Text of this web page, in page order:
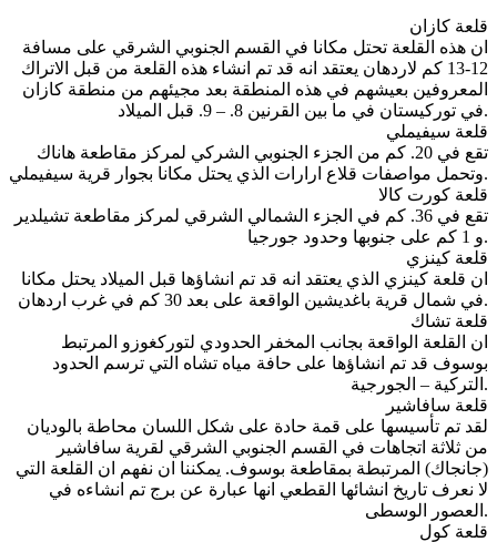
قلعة كازان
ان هذه القلعة تحتل مكانا في القسم الجنوبي الشرقي على مسافة
12-13 كم لاردهان يعتقد انه قد تم انشاء هذه القلعة من قبل الاتراك
المعروفين بعيشهم في هذه المنطقة بعد مجيئهم من منطقة كازان
في توركيستان في ما بين القرنين 8. – 9. قبل الميلاد.
قلعة سيفيملي
تقع في 20. كم من الجزء الجنوبي الشركي لمركز مقاطعة هاناك
وتحمل مواصفات قلاع ارارات الذي يحتل مكانا بجوار قرية سيفيملي.
قلعة كورت كالا
تقع في 36. كم في الجزء الشمالي الشرقي لمركز مقاطعة تشيلدير
و 1 كم على جنوبها وحدود جورجيا.
قلعة كينزي
ان قلعة كينزي الذي يعتقد انه قد تم انشاؤها قبل الميلاد يحتل مكانا
في شمال قرية باغديشين الواقعة على بعد 30 كم في غرب اردهان.
قلعة تشاك
ان القلعة الواقعة بجانب المخفر الحدودي لتوركغوزو المرتبط
بوسوف قد تم انشاؤها على حافة مياه تشاه التي ترسم الحدود
التركية – الجورجية.
قلعة سافاشير
لقد تم تأسيسها على قمة حادة على شكل اللسان محاطة بالوديان
من ثلاثة اتجاهات في القسم الجنوبي الشرقي لقرية سافاشير
(جانجاك) المرتبطة بمقاطعة بوسوف. يمكننا ان نفهم ان القلعة التي
لا نعرف تاريخ انشائها القطعي انها عبارة عن برج تم انشاءه في
العصور الوسطى.
قلعة كول